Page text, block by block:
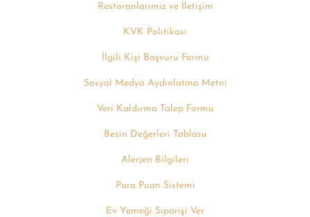
Restoranlarımız ve İletişim
KVK Politikası
İlgili Kişi Başvuru Formu
Sosyal Medya Aydınlatma Metni
Veri Kaldırma Talep Formu
Besin Değerleri Tablosu
Alerjen Bilgileri
Para Puan Sistemi
Ev Yemeği Siparişi Ver